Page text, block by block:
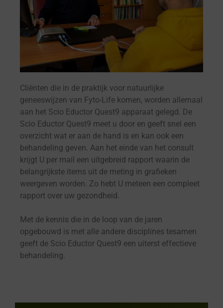
Cliënten die in de praktijk voor natuurlijke
geneeswijzen van Fyto-Life komen, worden allemaal
aan het Scio Eductor Quest9 apparaat gelegd. De
Scio Eductor Quest9 meet u door en geeft snel een
overzicht wat er aan de hand is en kan ook een
behandeling geven. Aan het einde van het consult
krijgt U per mail een uitgebreid rapport waarin de
belangrijkste items uit de meting in grafieken
weergeven worden. Zo hebt U meteen een compleet
rapport over uw gezondheid.
Met de kennis die in de loop van de jaren
opgebouwd is met alle andere disciplines tesamen
geeft de Scio Eductor Quest9 een uiterst effectieve
behandeling.